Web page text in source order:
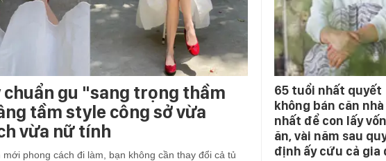
gu "sang trọng thầm
tầm style công sở vừa
vừa nữ tính
phong cách đi làm, bạn không cần thay đổi cả tủ
65 tuổi nhất quyết
không bán căn
nhất để con lấy
ăn, vài năm sau
định ấy cứu cả gia